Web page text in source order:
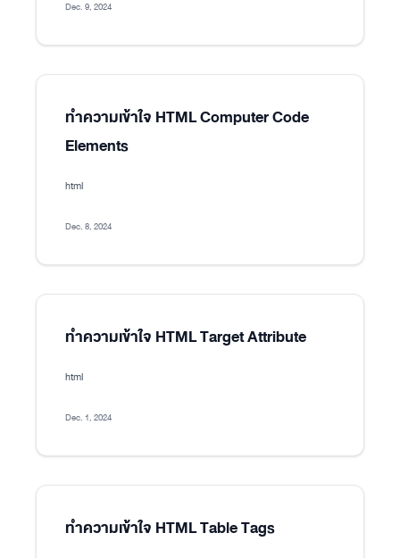
Dec. 9, 2024
ทำความเข้าใจ HTML Computer Code
Elements
html
Dec. 8, 2024
ทำความเข้าใจ HTML Target Attribute
html
Dec. 1, 2024
ทำความเข้าใจ HTML Table Tags